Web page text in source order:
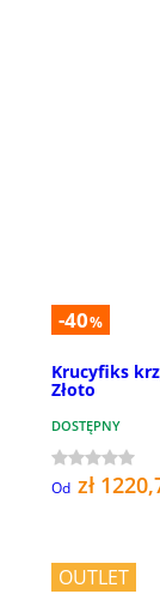
-40%
Krucyfiks
Złoto
DOSTĘPNY
Od zł
OUTLET